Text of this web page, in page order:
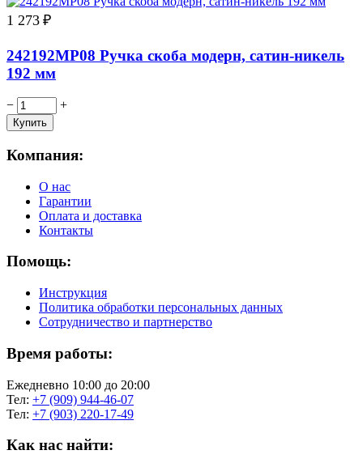
1 273 ₽
242192MP08 Ручка скоба модерн, сатин-никель
192 мм
− +
Компания:
О нас
Гарантии
Оплата и доставка
Контакты
Помощь:
Инструкция
Политика обработки персональных данных
Сотрудничество и партнерство
Время работы:
Ежедневно 10:00 до 20:00
Тел: +7 (909) 944-46-07
Тел: +7 (903) 220-17-49
Как нас найти: